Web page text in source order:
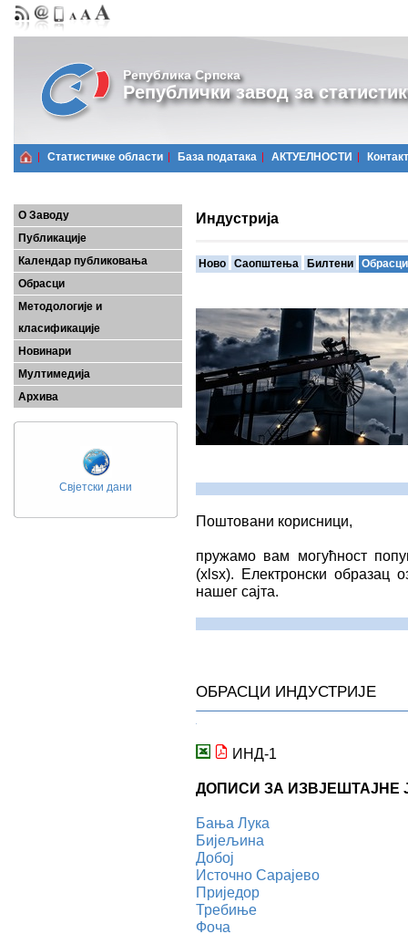
Република Српска
Републички завод за
Статистичке области Базa података АКТУЕЛНОСТИ Контакт
О Заводу
Публикације
Календар публиковања
Обрасци
Методологије и
класификације
Новинари
Мултимедија
Архива
Свјетски дани
Индустрија
Ново Саопштења Билтени Обрасци
Поштовани корисници,
пружамо вам могућност
(xlsx). Електронски образац
нашег сајта.
ОБРАСЦИ ИНДУСТРИЈЕ
ИНД-1
ДОПИСИ ЗА ИЗВЈЕШТАЈНЕ
Бања Лука
Бијељина
Добој
Источно Сарајево
Приједор
Требиње
Фоча